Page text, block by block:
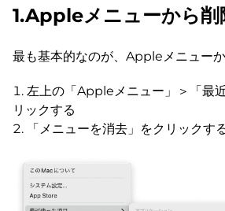
1.Appleメニューから削
最も基本的なのが、Appleメニューか
左上の「Appleメニュー」＞「最
リックする
「メニューを消去」をクリックす